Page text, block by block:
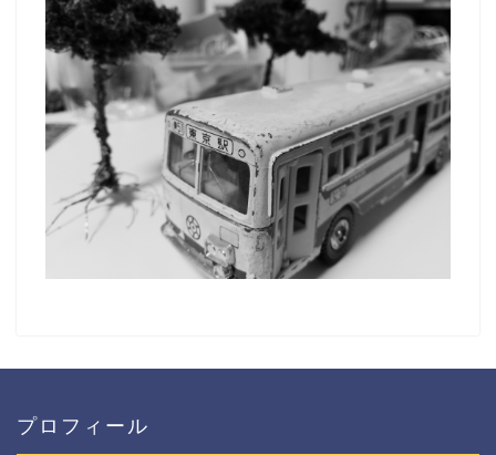
プロフィール